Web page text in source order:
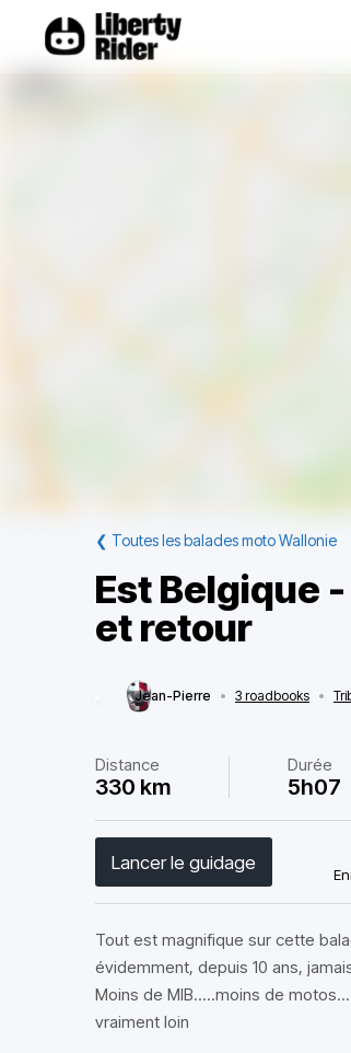
❮ Toutes les balades moto Wallonie
Est Belgique
et retour
Jean-Pierre • 3 roadbooks •
Distance
330 km
Durée
5h07
Lancer le guidage
Tout est magnifique sur cette
évidemment, depuis 10 ans,
Moins de MIB.....moins de
vraiment loin